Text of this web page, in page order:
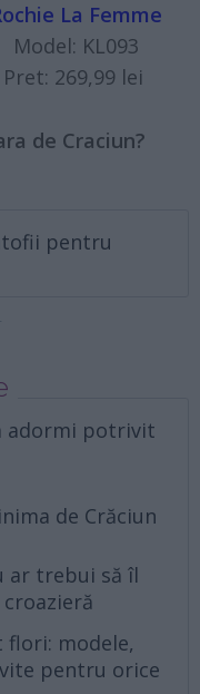
La Femme
Model: KL093
Pret: 269,99 lei
de Craciun?
pentru
adormi potrivit
de Crăciun
ar trebui să îl
flori: modele,
pentru orice